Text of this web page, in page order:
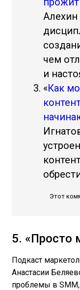
Алехин
чем
и
«Как
Этот
5. «Просто
Подкаст
Анастасии
проблемы в SMM,